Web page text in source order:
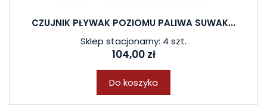
CZUJNIK PŁYWAK POZIOMU PALIWA SUWAK...
Sklep stacjonarny: 4 szt.
104,00 zł
Do koszyka